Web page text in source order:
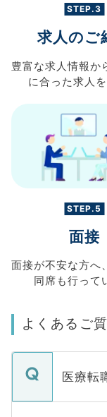
STEP.3
求人のご
豊富な求人情報か
に合った求人を
STEP.5
面接
面接が不安な方へ、
同席も行って
よくあるご
医療転